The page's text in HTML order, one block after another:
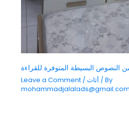
النصوص البسيطة المتوفرة للقراءة
Leave a Comment / أثاث / By
mohammadjalalads@gmail.com